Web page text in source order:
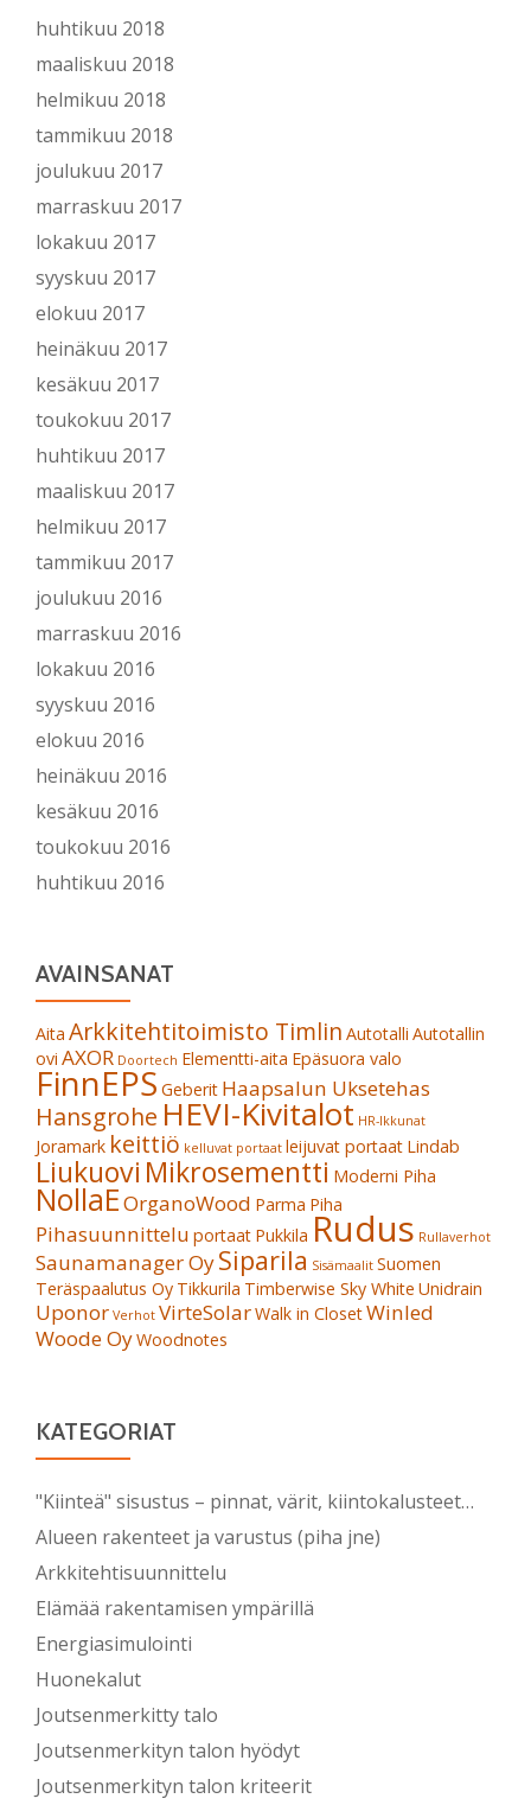
huhtikuu 2018
maaliskuu 2018
helmikuu 2018
tammikuu 2018
joulukuu 2017
marraskuu 2017
lokakuu 2017
syyskuu 2017
elokuu 2017
heinäkuu 2017
kesäkuu 2017
toukokuu 2017
huhtikuu 2017
maaliskuu 2017
helmikuu 2017
tammikuu 2017
joulukuu 2016
marraskuu 2016
lokakuu 2016
syyskuu 2016
elokuu 2016
heinäkuu 2016
kesäkuu 2016
toukokuu 2016
huhtikuu 2016
AVAINSANAT
Aita Arkkitehtitoimisto Timlin Autotalli Autotallin
ovi AXOR Doortech Elementti-aita Epäsuora valo
FinnEPS Geberit Haapsalun Uksetehas
Hansgrohe HEVI-Kivitalot HR-Ikkunat
Joramark keittiö kelluvat portaat leijuvat portaat Lindab
Liukuovi Mikrosementti Moderni Piha
NollaEOrganoWood Parma Piha
Pihasuunnittelu portaat Pukkila Rudus Rullaverhot
Saunamanager OySiparila Sisämaalit Suomen
Teräspaalutus Oy Tikkurila Timberwise Sky White Unidrain
Uponor Verhot VirteSolarWalk in ClosetWinled
Woode OyWoodnotes
KATEGORIAT
"Kiinteä" sisustus – pinnat, värit, kiintokalusteet…
Alueen rakenteet ja varustus (piha jne)
Arkkitehtisuunnittelu
Elämää rakentamisen ympärillä
Energiasimulointi
Huonekalut
Joutsenmerkitty talo
Joutsenmerkityn talon hyödyt
Joutsenmerkityn talon kriteerit